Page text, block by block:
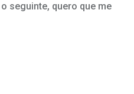
seguinte, quero que me